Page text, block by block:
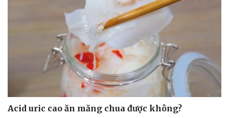
Acid uric cao ăn măng chua được không?